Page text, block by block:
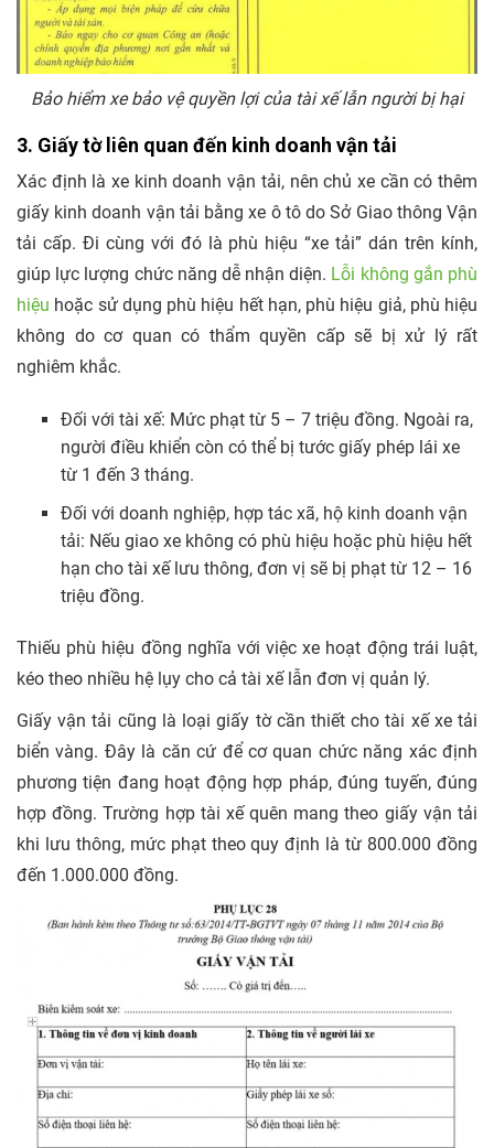
Bảo hiểm xe bảo vệ quyền lợi của tài xế lẫn người bị hại
3. Giấy tờ liên quan đến kinh doanh vận tải
Xác định là xe kinh doanh vận tải, nên chủ xe cần có thêm
giấy kinh doanh vận tải bằng xe ô tô do Sở Giao thông Vận
tải cấp. Đi cùng với đó là phù hiệu “xe tải” dán trên kính,
giúp lực lượng chức năng dễ nhận diện. Lỗi không gắn phù
hiệu hoặc sử dụng phù hiệu hết hạn, phù hiệu giả, phù hiệu
không do cơ quan có thẩm quyền cấp sẽ bị xử lý rất
nghiêm khắc.
Đối với tài xế: Mức phạt từ 5 – 7 triệu đồng. Ngoài ra,
người điều khiển còn có thể bị tước giấy phép lái xe
từ 1 đến 3 tháng.
Đối với doanh nghiệp, hợp tác xã, hộ kinh doanh vận
tải: Nếu giao xe không có phù hiệu hoặc phù hiệu hết
hạn cho tài xế lưu thông, đơn vị sẽ bị phạt từ 12 – 16
triệu đồng.
Thiếu phù hiệu đồng nghĩa với việc xe hoạt động trái luật,
kéo theo nhiều hệ lụy cho cả tài xế lẫn đơn vị quản lý.
Giấy vận tải cũng là loạigiấy tờ cần thiết cho tài xế xe tải
biển vàng. Đây là căn cứ để cơ quan chức năng xác định
phương tiện đang hoạt động hợp pháp, đúng tuyến, đúng
hợp đồng. Trường hợp tài xế quên mang theo giấy vận tải
khi lưu thông, mức phạt theo quy định là từ 800.000 đồng
đến 1.000.000 đồng.